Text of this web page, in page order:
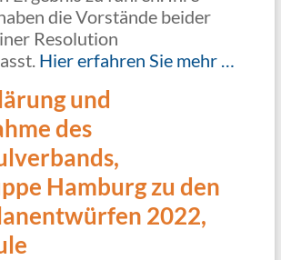
die Vorstände beider
Resolution
Hier erfahren Sie mehr …
und
des
Hamburg zu den
2022,